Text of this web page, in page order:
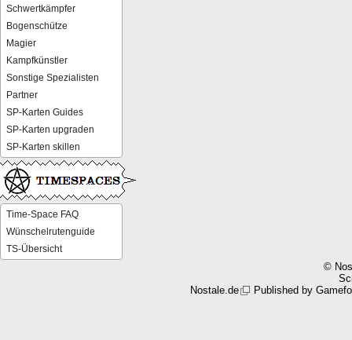
Schwertkämpfer
Bogenschütze
Magier
Kampfkünstler
Sonstige Spezialisten
Partner
SP-Karten Guides
SP-Karten upgraden
SP-Karten skillen
Time-Space FAQ
Wünschelrutenguide
TS-Übersicht
©
Nostale.de
Published by